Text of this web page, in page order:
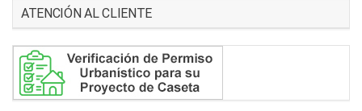
ATENCIÓN AL CLIENTE